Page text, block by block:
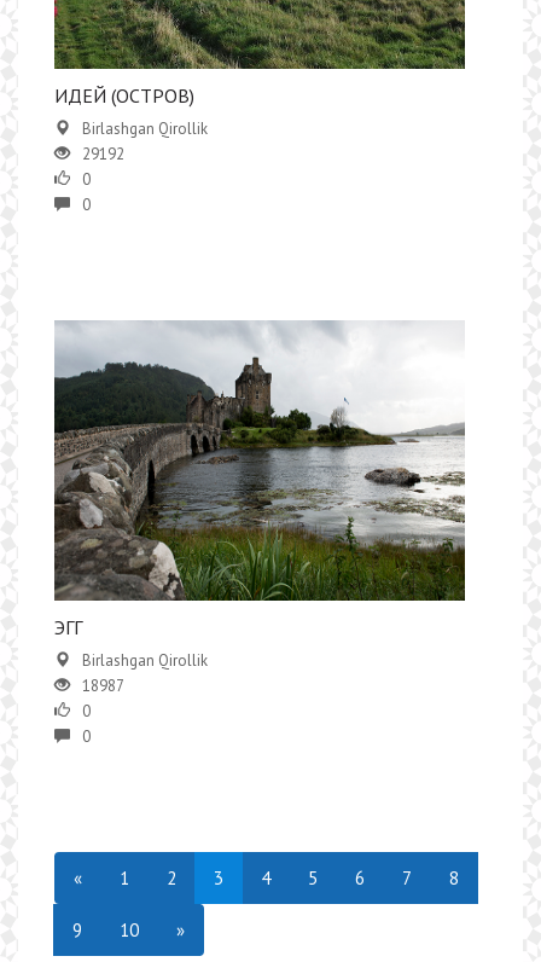
ИДЕЙ (ОСТРОВ)
Birlashgan Qirollik
29192
0
0
ЭГГ
Birlashgan Qirollik
18987
0
0
« 1 2 3 4 5 6 7 8
9 10 »